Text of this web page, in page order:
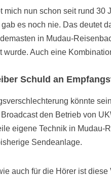
mich nun schon seit rund 30
es noch nie. Das deutet
in Mudau-
wurde. Auch eine
Schuld an
könnte
den Betrieb von
eigene Technik in Mudau-
Sendeanlage.
auch für die Hörer ist